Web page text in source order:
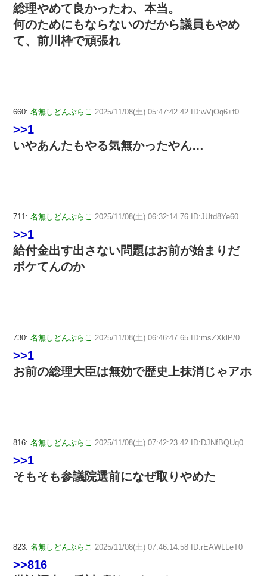
総理やめて良かったわ、本当。
何のためにもならないのだから議員もやめ
て、前川枠で頑張れ
660: 名無しどんぶらこ 2025/11/08(土) 05:47:42.42 ID:wVjOq6+f0
>>1
いやあんたもやる気無かったやん…
711: 名無しどんぶらこ 2025/11/08(土) 06:32:14.76 ID:JUtd8Ye60
>>1
給付金出す出さない問題はお前が始まりだ
ボケてんのか
730: 名無しどんぶらこ 2025/11/08(土) 06:46:47.65 ID:msZXklP/0
>>1
お前の総理大臣は無効で歴史上抹消じゃアホ
816: 名無しどんぶらこ 2025/11/08(土) 07:42:23.42 ID:DJNfBQUq0
>>1
そもそも参議院選前になぜ取りやめた
823: 名無しどんぶらこ 2025/11/08(土) 07:46:14.58 ID:rEAWLLeT0
>>816